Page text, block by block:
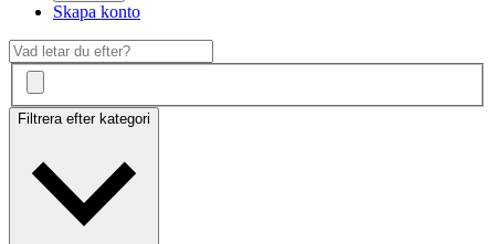
Skapa konto
Filtrera efter kategori